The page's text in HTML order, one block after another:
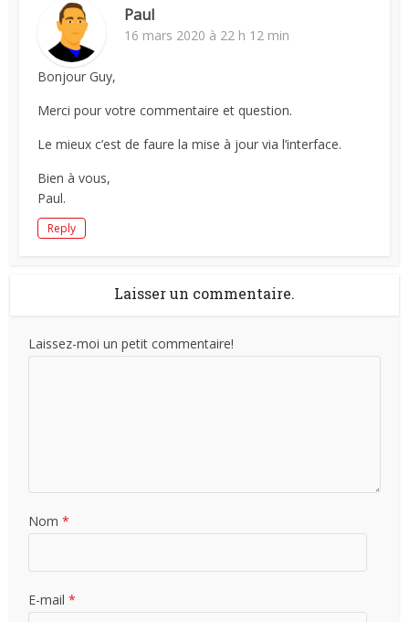
Paul
16 mars 2020 à 22 h 12 min
Bonjour Guy,
Merci pour votre commentaire et question.
Le mieux c’est de faure la mise à jour via l’interface.
Bien à vous,
Paul.
Reply
Laisser un commentaire.
Laissez-moi un petit commentaire!
Nom*
E-mail*